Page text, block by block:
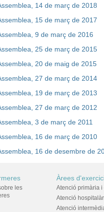
14 de març de 2018
15 de març de 2017
9 de març de 2016
25 de març de 2015
20 de maig de 2015
27 de març de 2014
19 de març de 2013
27 de març de 2012
3 de març de 2011
16 de març de 2010
16 de desembre de
les
Àrees
Atenció primària
Atenció
Atenció